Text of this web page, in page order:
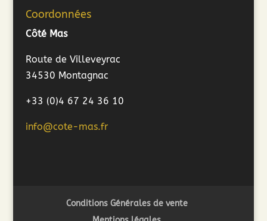
Coordonnées
Côté Mas
Route de Villeveyrac
34530 Montagnac
+33 (0)4 67 24 36 10
info@cote-mas.fr
Conditions Générales de vente